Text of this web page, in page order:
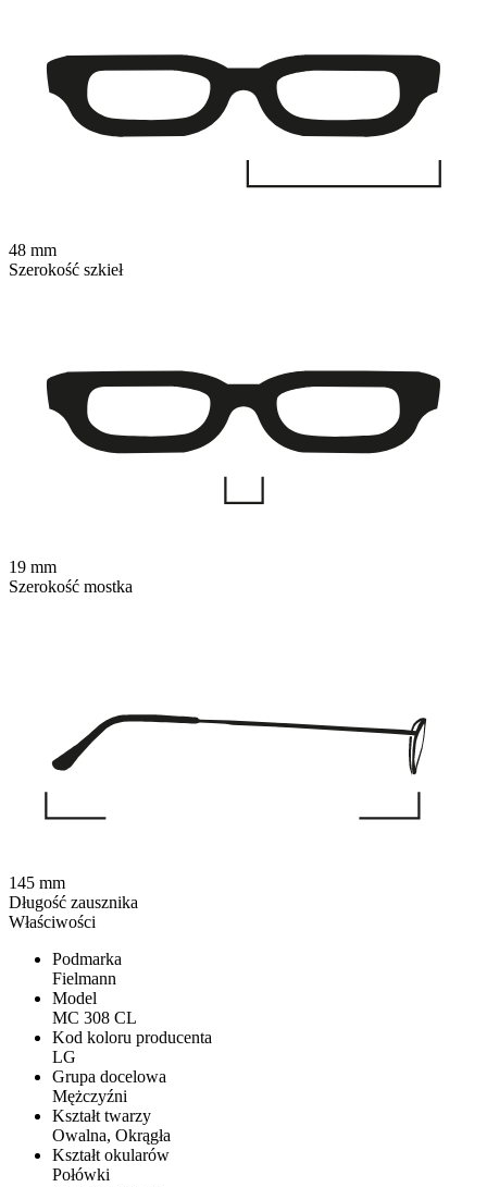
Właściwości
Podmarka
Fielmann
Model
MC 308 CL
Kod koloru producenta
LG
Grupa docelowa
Mężczyźni
Kształt twarzy
Owalna, Okrągła
Kształt okularów
Połówki
48 mm
Szerokość szkieł
19 mm
Szerokość mostka
145 mm
Długość zausznika